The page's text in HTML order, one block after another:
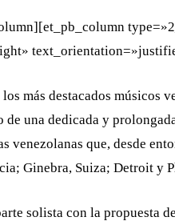
más destacados músicos
una dedicada y
venezolanas que, desde
Ginebra, Suiza; Detroit y
solista con la propuesta